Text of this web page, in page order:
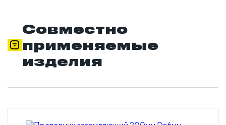
Совместно
применяемые
изделия